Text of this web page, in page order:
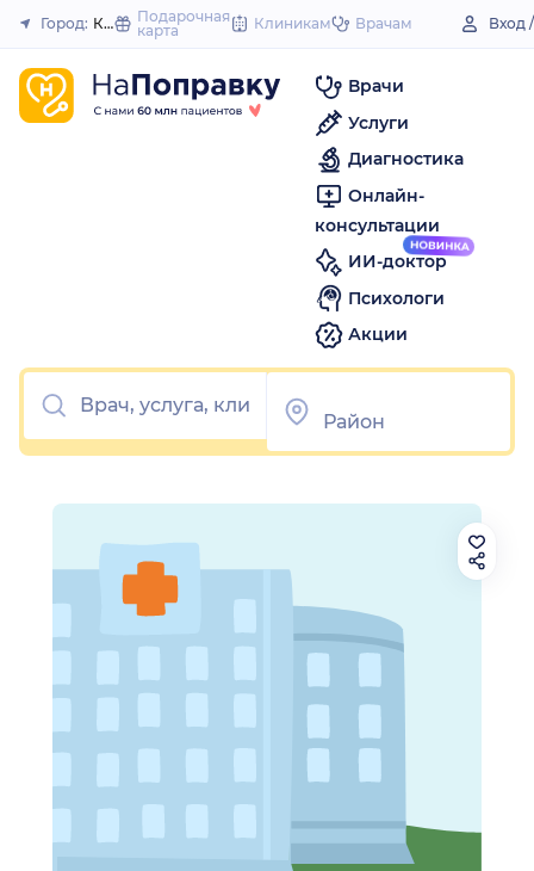
to
Закрыть
Город: КанашПодарочная
карта
Клиникам Врачам Вход
Врачи
Услуги
Диагностика
Онлайн-
консультации
ИИ-доктор
Психологи
Акции